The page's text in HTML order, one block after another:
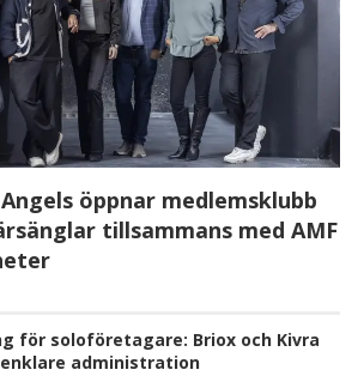
öppnar medlemsklubb
tillsammans med AMF
för soloföretagare: Briox och Kivra
administration